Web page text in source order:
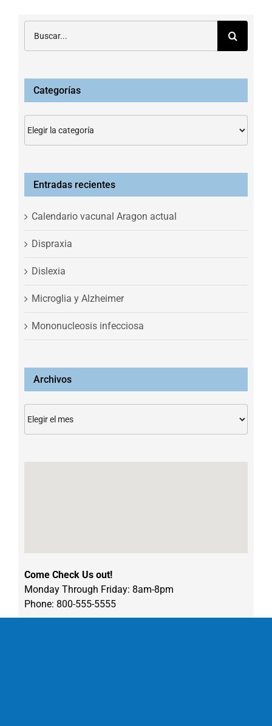
Categorías
Entradas recientes
Calendario vacunal Aragon actual
Dispraxia
Dislexia
Microglia y Alzheimer
Mononucleosis infecciosa
Archivos
Come Check Us out!
Monday Through Friday: 8am-8pm
Phone: 800-555-5555